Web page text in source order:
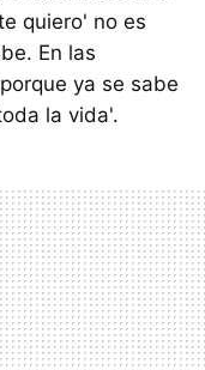
quiero' no es
En las
ya se sabe
la vida'.